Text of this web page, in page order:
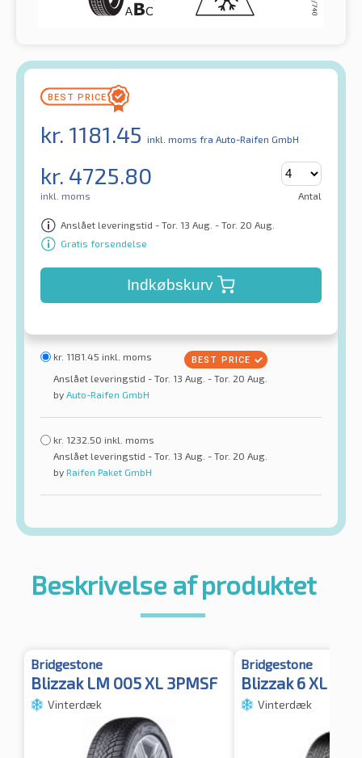
kr. 1181.45 inkl. moms fra Auto-Raifen GmbH
kr. 4725.80
inkl. moms Antal
Anslået leveringstid - Tor. 13 Aug. - Tor. 20 Aug.
Gratis forsendelse
Indkøbskurv
kr. 1181.45 inkl. moms
Anslået leveringstid - Tor. 13 Aug. - Tor. 20 Aug.
by Auto-Raifen GmbH
kr. 1232.50 inkl. moms
Anslået leveringstid - Tor. 13 Aug. - Tor. 20 Aug.
by Raifen Paket GmbH
Beskrivelse af produktet
Bridgestone
Blizzak LM 005 XL 3PMSF
Vinterdæk
Bridgestone
Blizzak 6 XL
Vinterdæk